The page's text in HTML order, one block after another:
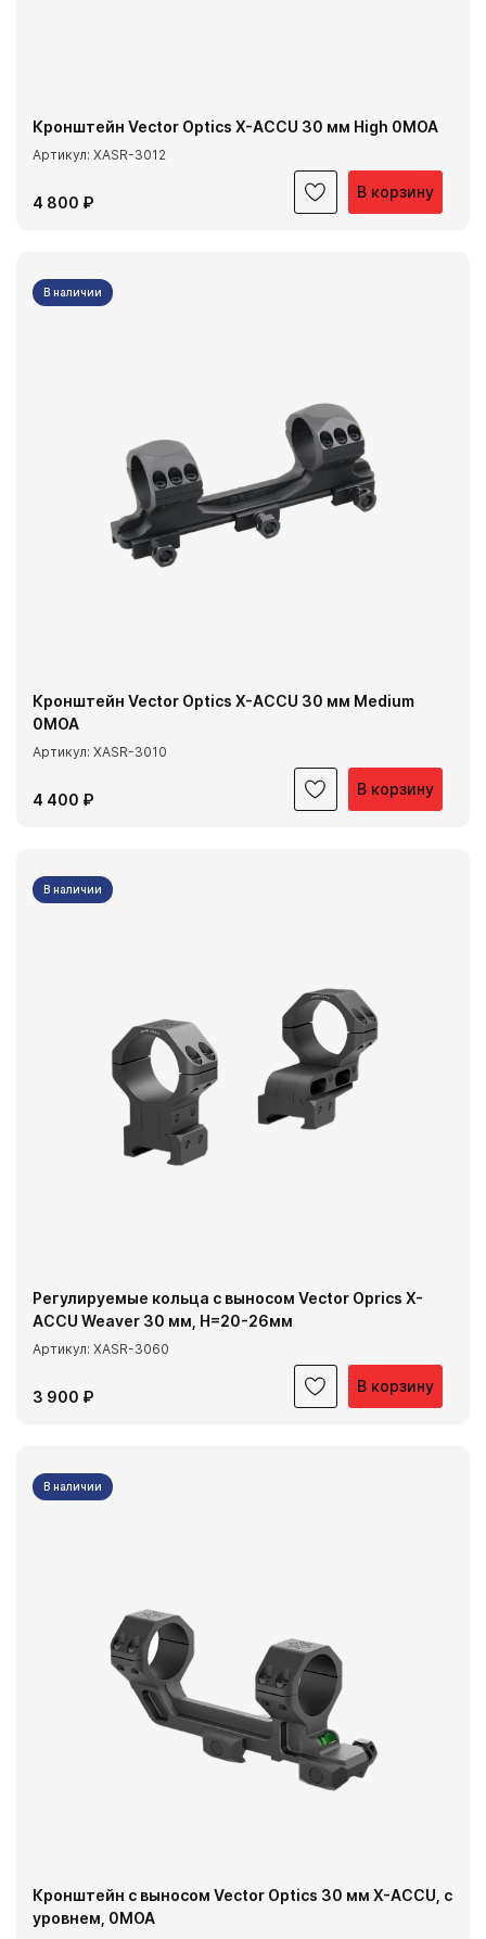
В корзину
Кронштейн Vector Optics X-ACCU 30 мм High 0MOA
Артикул: XASR-3012
4 800 ₽
В наличии
В корзину
Кронштейн Vector Optics X-ACCU 30 мм Medium
0MOA
Артикул: XASR-3010
4 400 ₽
В наличии
В корзину
Регулируемые кольца с выносом Vector Oprics X-
ACCU Weaver 30 мм, H=20-26мм
Артикул: XASR-3060
3 900 ₽
В наличии
Кронштейн с выносом Vector Optics 30 мм X-ACCU, с
уровнем, 0MOA